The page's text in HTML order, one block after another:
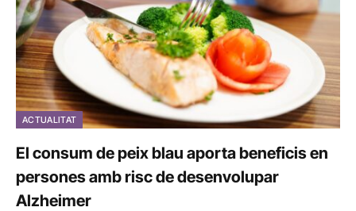
ACTUALITAT
El consum de peix blau aporta beneficis en
persones amb risc de desenvolupar
Alzheimer